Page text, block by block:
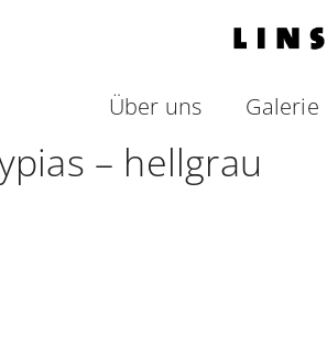
Über uns Galerie
– hellgrau